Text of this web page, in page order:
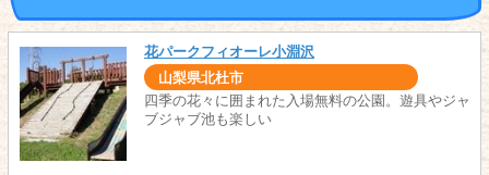
花パークフィオーレ小淵沢
山梨県北杜市
四季の花々に囲まれた入場無料の公園。遊具やジャ
ブジャブ池も楽しい